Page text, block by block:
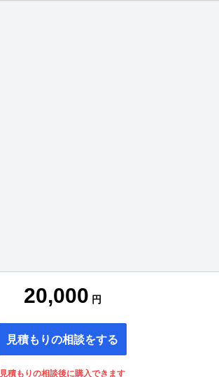
20,000 円
見積もりの相談をする
見積もりの相談後に購入できます